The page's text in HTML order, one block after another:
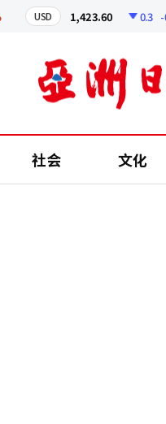
USD 1,423.60 0.3 -
社会 文化